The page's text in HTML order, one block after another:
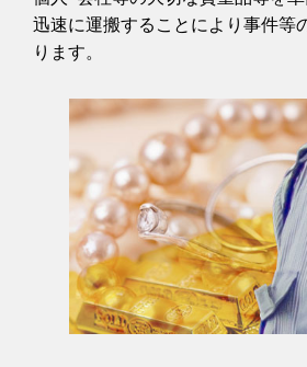
迅速に運搬することにより事件等
ります。